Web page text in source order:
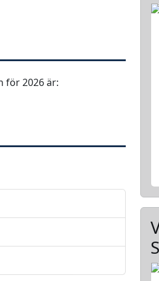
för 2026 är: